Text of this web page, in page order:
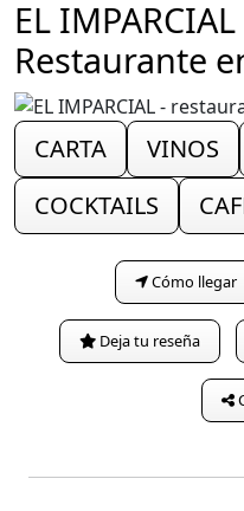
EL IMPARCIAL
Restaurante
CARTA VINOS
COCKTAILS
Cómo llegar
Deja tu reseña